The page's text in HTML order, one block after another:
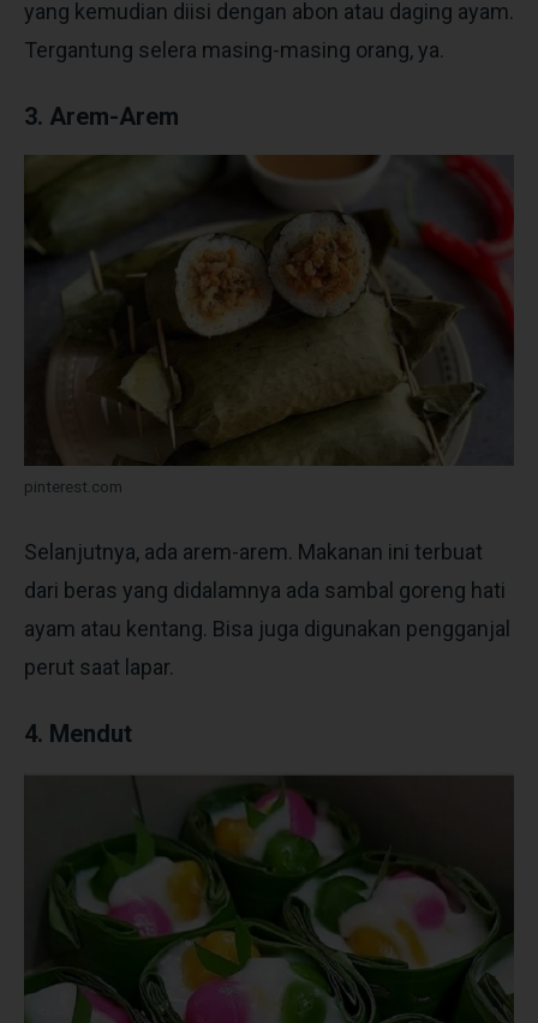
yang kemudian diisi dengan abon atau daging ayam.
Tergantung selera masing-masing orang, ya.
3. Arem-Arem
pinterest.com
Selanjutnya, ada arem-arem. Makanan ini terbuat
dari beras yang didalamnya ada sambal goreng hati
ayam atau kentang. Bisa juga digunakan pengganjal
perut saat lapar.
4. Mendut